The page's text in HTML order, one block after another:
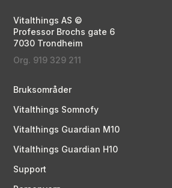
Vitalthings AS ©
Professor Brochs gate 6
7030 Trondheim
Org. 919 329 211
Bruksområder
Vitalthings Somnofy
Vitalthings Guardian M10
Vitalthings Guardian H10
Support